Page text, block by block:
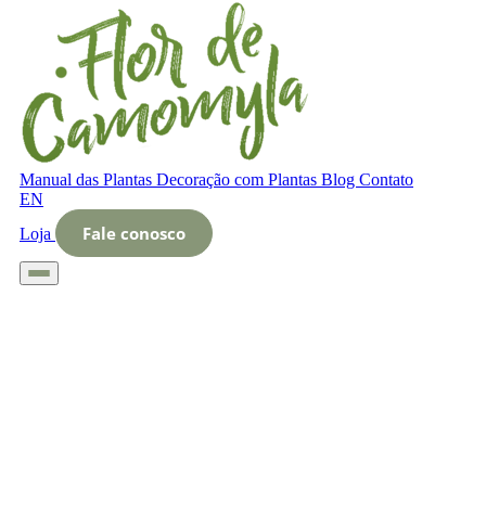
Manual das Plantas Decoração com Plantas Blog Contato
EN
Loja
Fale conosco